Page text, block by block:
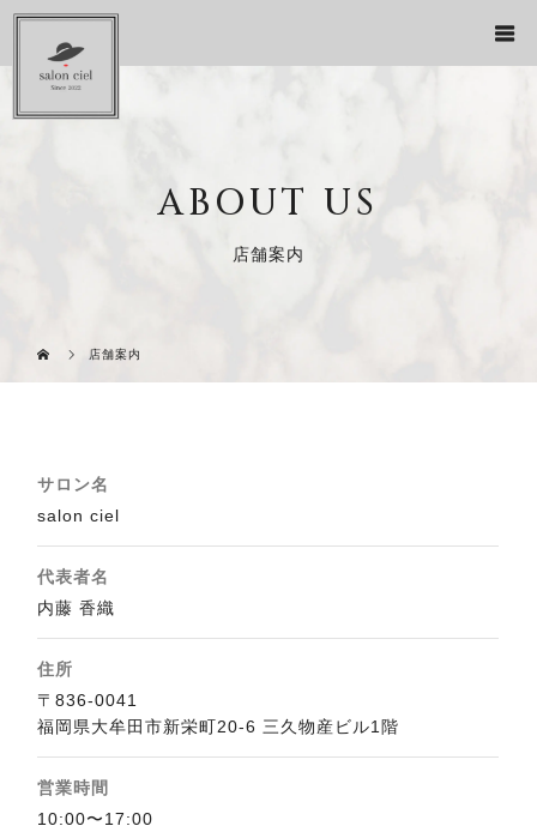
ABOUT US
店舗案内
店舗案内
サロン名
salon ciel
代表者名
内藤 香織
住所
〒836-0041
福岡県大牟田市新栄町20-6 三久物産ビル1階
営業時間
10:00〜17:00